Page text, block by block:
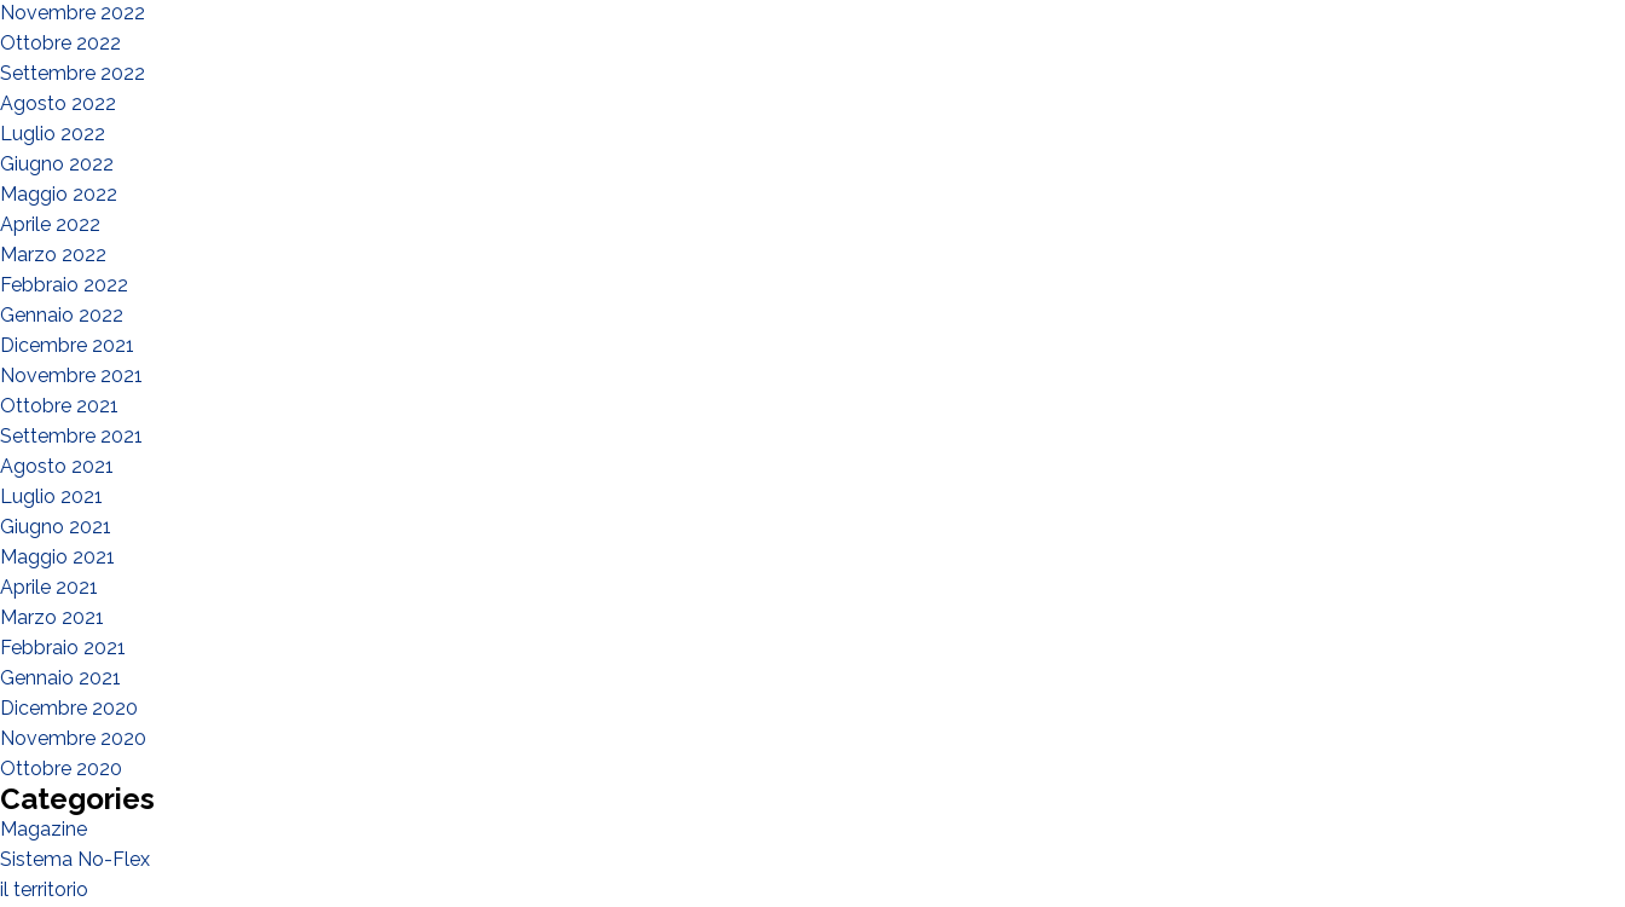
Novembre 2022
Ottobre 2022
Settembre 2022
Agosto 2022
Luglio 2022
Giugno 2022
Maggio 2022
Aprile 2022
Marzo 2022
Febbraio 2022
Gennaio 2022
Dicembre 2021
Novembre 2021
Ottobre 2021
Settembre 2021
Agosto 2021
Luglio 2021
Giugno 2021
Maggio 2021
Aprile 2021
Marzo 2021
Febbraio 2021
Gennaio 2021
Dicembre 2020
Novembre 2020
Ottobre 2020
Categories
Magazine
Sistema No-Flex
il territorio